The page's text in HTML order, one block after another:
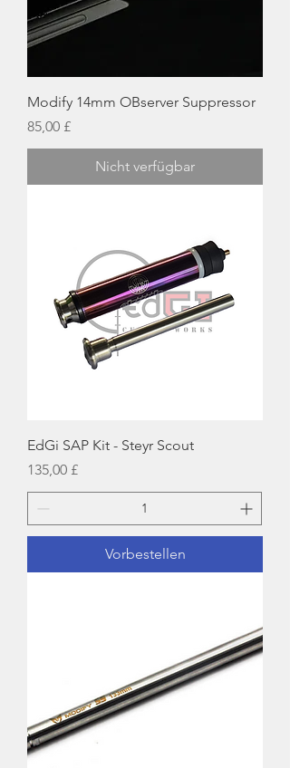
Modify 14mm OBserver Suppressor
Preis
85,00 £
Nicht verfügbar
EdGi SAP Kit - Steyr Scout
Preis
135,00 £
Vorbestellen